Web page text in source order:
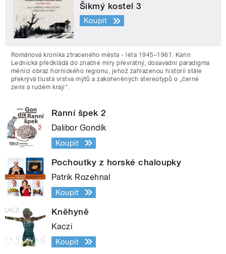
Šikmý kostel 3
Koupit
Románová kronika ztraceného města - léta 1945–1961. Karin
Lednická předkládá do značné míry převratný, dosavadní paradigma
měnící obraz hornického regionu, jehož zahlazenou historii stále
překrývá tlustá vrstva mýtů a zakořeněných stereotypů o „černé
zemi a rudém kraji“.
Ranní špek 2
Dalibor Gondík
Koupit
Pochoutky z horské chaloupky
Patrik Rozehnal
Koupit
Kněhyně
Kaczi
Koupit